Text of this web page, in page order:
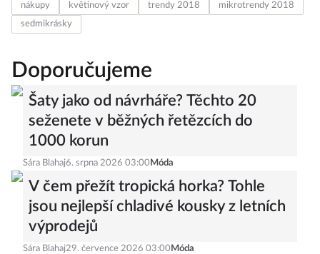
nákupy květinový vzor trendy 2018
mikrotrendy 2018
sedmikrásky
Doporučujeme
Šaty jako od návrháře? Těchto 20
seženete v běžných řetězcích do
1000 korun
Sára Blahaj6. srpna 2026 03:00 Móda
V čem přežít tropická horka? Tohle
jsou nejlepší chladivé kousky z letních
výprodejů
Sára Blahaj29. července 2026 03:00 Móda